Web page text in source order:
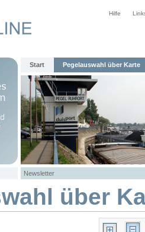
Hilfe
Start Pegelauswahl über Karte
Newsletter
über